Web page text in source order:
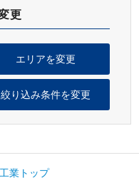
更
エリアを変更
絞り込み条件を変更
業トップ